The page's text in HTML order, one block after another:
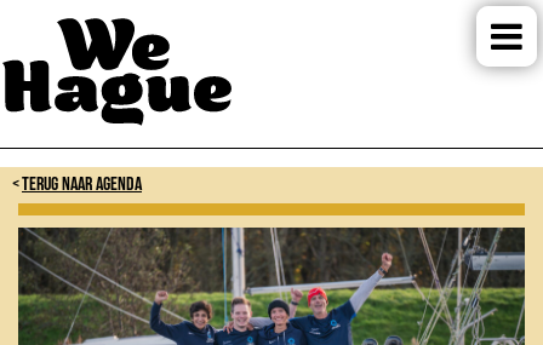
TERUG NAAR AGENDA